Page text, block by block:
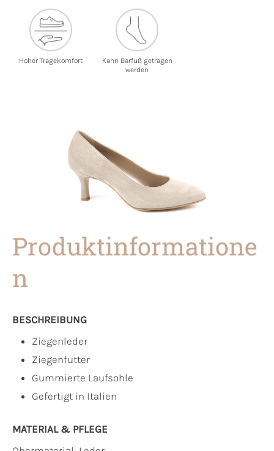
Hoher Tragekomfort
Kann Barfuß getragen
werden
Produktinformatione
n
BESCHREIBUNG
Ziegenleder
Ziegenfutter
Gummierte Laufsohle
Gefertigt in Italien
MATERIAL & PFLEGE